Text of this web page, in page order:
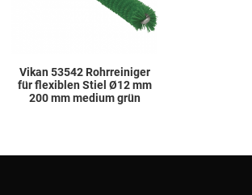
Vikan 53542 Rohrreiniger
für flexiblen Stiel Ø12 mm
200 mm medium grün